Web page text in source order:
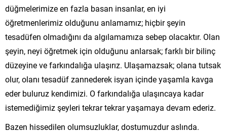
düğmelerimize en fazla basan insanlar, en iyi
öğretmenlerimiz olduğunu anlamamız; hiçbir şeyin
tesadüfen olmadığını da algılamamıza sebep olacaktır. Olan
şeyin, neyi öğretmek için olduğunu anlarsak; farklı bir bilinç
düzeyine ve farkındalığa ulaşırız. Ulaşamazsak; olana tutsak
olur, olanı tesadüf zannederek isyan içinde yaşamla kavga
eder buluruz kendimizi. O farkındalığa ulaşıncaya kadar
istemediğimiz şeyleri tekrar tekrar yaşamaya devam ederiz.
Bazen hissedilen olumsuzluklar, dostumuzdur aslında.